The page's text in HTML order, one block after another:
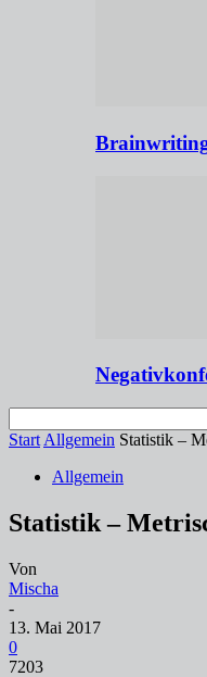
Start Allgemein Statistik –
Allgemein
Statistik –
Von
Mischa
-
13. Mai 2017
0
7203